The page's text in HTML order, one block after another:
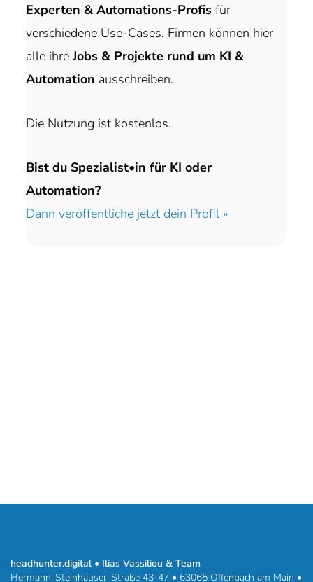
Experten & Automations-Profis für
verschiedene Use-Cases. Firmen können hier
alle ihreJobs & Projekte rund um KI &
Automation ausschreiben.
Die Nutzung ist kostenlos.
Bist du Spezialist•in für KI oder
Automation?
Dann veröffentliche jetzt dein Profil »
headhunter.digital • Ilias Vassiliou & Team
Hermann-Steinhäuser-Straße 43-47 • 63065 Offenbach am Main •